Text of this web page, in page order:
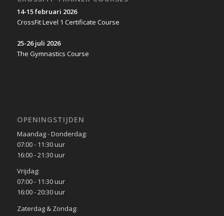
14-15 februari 2026
CrossFit Level 1 Certificate Course
25-26 juli 2026
The Gymnastics Course
OPENINGSTIJDEN
Maandag - Donderdag:
07:00 - 11:30 uur
16:00 - 21:30 uur
Vrijdag:
07:00 - 11:30 uur
16:00 - 20:30 uur
Zaterdag & Zondag: